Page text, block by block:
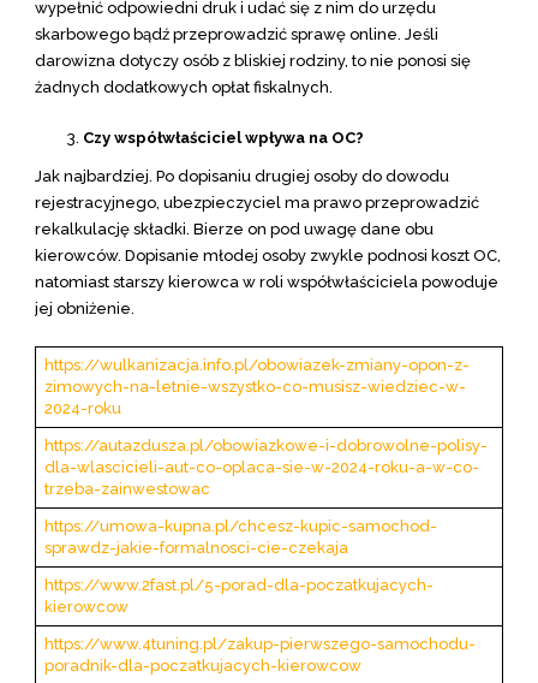
wypełnić odpowiedni druk i udać się z nim do urzędu
skarbowego bądź przeprowadzić sprawę online. Jeśli
darowizna dotyczy osób z bliskiej rodziny, to nie ponosi się
żadnych dodatkowych opłat fiskalnych.
Czy współwłaściciel wpływa na OC?
Jak najbardziej. Po dopisaniu drugiej osoby do dowodu
rejestracyjnego, ubezpieczyciel ma prawo przeprowadzić
rekalkulację składki. Bierze on pod uwagę dane obu
kierowców. Dopisanie młodej osoby zwykle podnosi koszt OC,
natomiast starszy kierowca w roli współwłaściciela powoduje
jej obniżenie.
https://wulkanizacja.info.pl/obowiazek-zmiany-opon-z-
zimowych-na-letnie-wszystko-co-musisz-wiedziec-w-
2024-roku
https://autazdusza.pl/obowiazkowe-i-dobrowolne-polisy-
dla-wlascicieli-aut-co-oplaca-sie-w-2024-roku-a-w-co-
trzeba-zainwestowac
https://umowa-kupna.pl/chcesz-kupic-samochod-
sprawdz-jakie-formalnosci-cie-czekaja
https://www.2fast.pl/5-porad-dla-poczatkujacych-
kierowcow
https://www.4tuning.pl/zakup-pierwszego-samochodu-
poradnik-dla-poczatkujacych-kierowcow